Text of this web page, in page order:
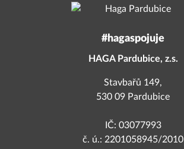
#hagaspojuje
HAGA Pardubice, z.s.
Stavbařů 149,
530 09 Pardubice
IČ: 03077993
č. ú.: 2201058945/2010